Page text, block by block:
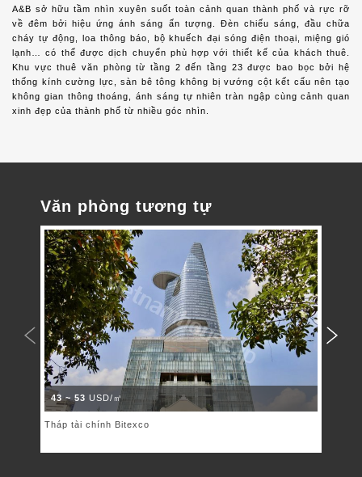
A&B sở hữu tầm nhìn xuyên suốt toàn cảnh quan thành phố và rực rỡ
về đêm bởi hiệu ứng ánh sáng ấn tượng. Đèn chiếu sáng, đầu chữa
cháy tự động, loa thông báo, bộ khuếch đại sóng điện thoại, miệng gió
lạnh… có thể được dịch chuyển phù hợp với thiết kế của khách thuê.
Khu vực thuê văn phòng từ tầng 2 đến tầng 23 được bao bọc bởi hệ
thống kính cường lực, sàn bê tông không bị vướng cột kết cấu nên tạo
không gian thông thoáng, ánh sáng tự nhiên tràn ngập cùng cảnh quan
xinh đẹp của thành phố từ nhiều góc nhìn.
Văn phòng tương tự
43 ~ 53 USD/㎡
Tháp tài chính Bitexco